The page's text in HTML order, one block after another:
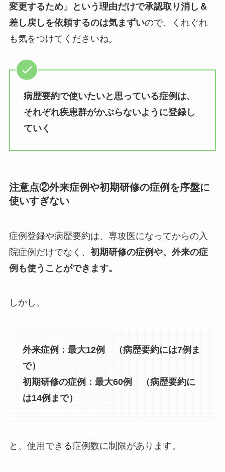
変更するため」という理由だけで承認取り消し＆
差し戻しを依頼するのは気まずいので、くれぐれ
も気をつけてくださいね。
病歴要約で使いたいと思っている症例は、
それぞれ疾患群がかぶらないように登録し
ていく
注意点②外来症例や初期研修の症例を序盤に
使いすぎない
症例登録や病歴要約は、専攻医になってからの入
院症例だけでなく、 初期研修の症例や、外来の症
例も使うことができます。
しかし、
外来症例：最大12例 （病歴要約には7例ま
で）
初期研修の症例：最大60例 （病歴要約に
は14例まで）
と、使用できる症例数に制限があります。